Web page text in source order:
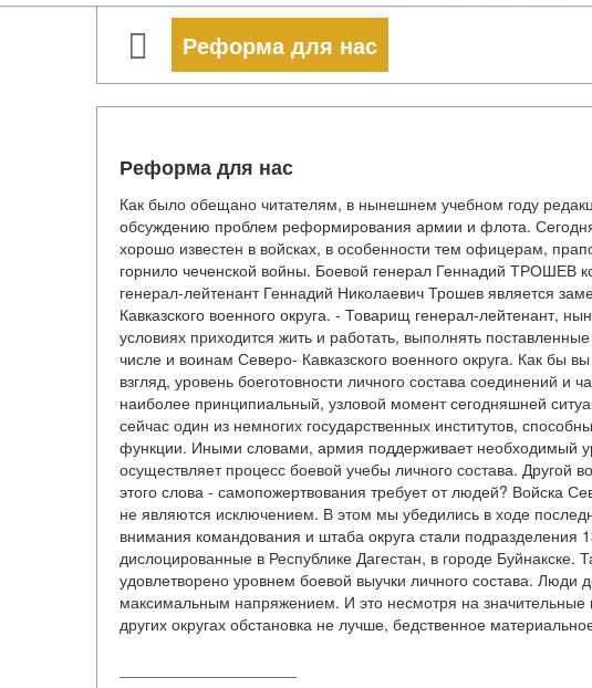
Реформа для нас
Реформа для нас
Как было обещано читателям, в нынешнем учебном году
обсуждению проблем реформирования армии и флота.
хорошо известен в войсках, в особенности тем офицерам,
горнило чеченской войны. Боевой генерал Геннадий ТРОШЕВ
генерал-лейтенант Геннадий Николаевич Трошев является
Кавказского военного округа. - Товарищ генерал-лейтенант,
условиях приходится жить и работать, выполнять
числе и воинам Северо- Кавказского военного округа. Как бы
взгляд, уровень боеготовности личного состава соединений и
наиболее принципиальный, узловой момент сегодняшней
сейчас один из немногих государственных институтов,
функции. Иными словами, армия поддерживает необходимый
осуществляет процесс боевой учебы личного состава. Другой
этого слова - самопожертвования требует от людей? Войска
не являются исключением. В этом мы убедились в ходе
внимания командования и штаба округа стали подразделения
дислоцированные в Республике Дагестан, в городе Буйнакске.
удовлетворено уровнем боевой выучки личного состава.
максимальным напряжением. И это несмотря на
других округах обстановка не лучше, бедственное